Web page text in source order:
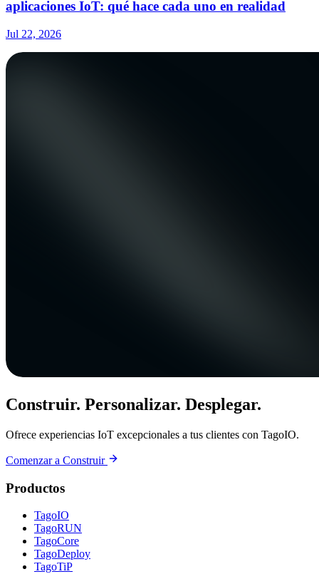
aplicaciones IoT: qué hace cada uno en realidad
Jul 22, 2026
Construir. Personalizar. Desplegar.
Ofrece experiencias IoT excepcionales a tus clientes con TagoIO.
Comenzar a Construir
Productos
TagoIO
TagoRUN
TagoCore
TagoDeploy
TagoTiP